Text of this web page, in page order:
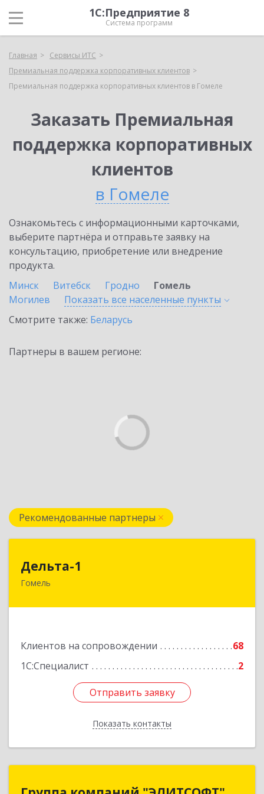
1С:Предприятие 8
Система программ
Главная
Сервисы ИТС
Премиальная поддержка корпоративных клиентов
Премиальная поддержка корпоративных клиентов в Гомеле
Заказать Премиальная
поддержка корпоративных
клиентов
в Гомеле
Ознакомьтесь с информационными карточками,
выберите партнёра и отправьте заявку на
консультацию, приобретение или внедрение
продукта.
Минск
Витебск Гродно
Гомель
Могилев
Показать все населенные пункты
Смотрите также: Беларусь
Партнеры в вашем регионе:
Рекомендованные партнеры
Дельта-1
Гомель
Клиентов на сопровождении
68
1С:Специалист
2
Отправить заявку
Показать контакты
246031, г. Гомель, ул. Рощинская, 2, 1 этаж
Отправить заявку
Назад
Группа компаний "ЭЛИТСОФТ"